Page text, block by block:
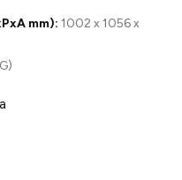
mm): 1002 x 1056 x